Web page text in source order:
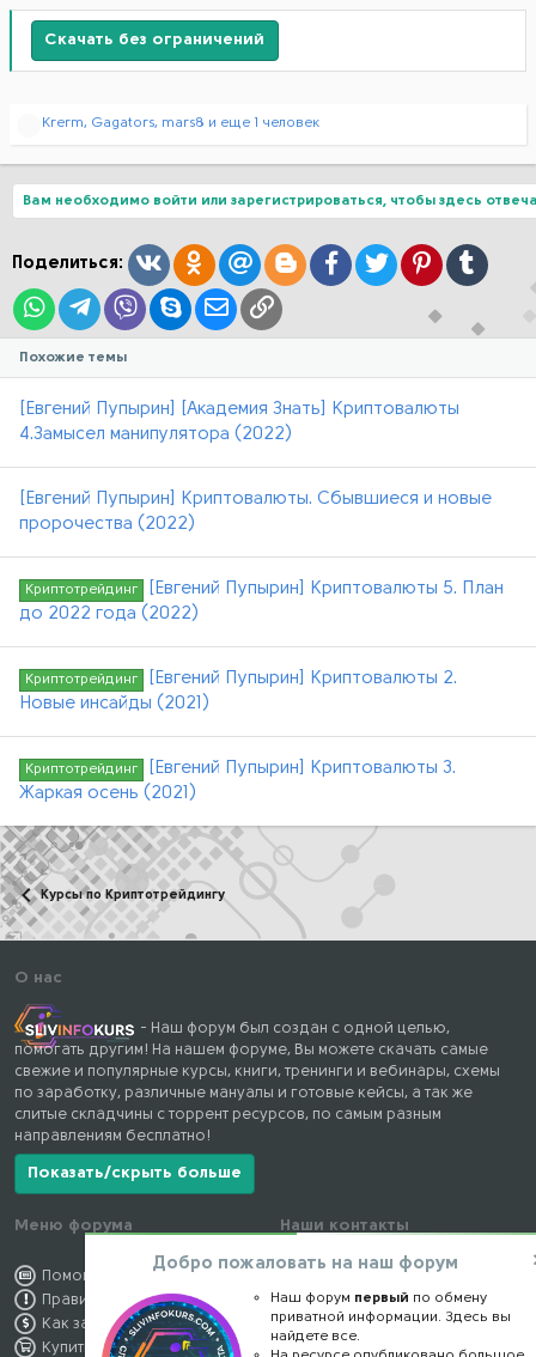
Скачать без ограничений
Р
ц
и
:
Krerm, Gagators, mars8 и еще 1 человек
Вам необходимо войти или зарегистрироваться, чтобы здесь
Поделиться: ВконтактеОдноклассники
Mail.ruBloggerFacebook
TwitterPinterestTumblr
WhatsAppTelegram
ViberSkypeЭлектронная почта
Ссылка
Похожие темы
[Евгений Пупырин] [Академия Знать] Криптовалюты
4.Замысел манипулятора (2022)
[Евгений Пупырин] Криптовалюты. Сбывшиеся и новые
пророчества (2022)
Криптотрейдинг
[Евгений Пупырин] Криптовалюты 5. План
до 2022 года (2022)
Криптотрейдинг
[Евгений Пупырин] Криптовалюты 2.
Новые инсайды (2021)
Криптотрейдинг
[Евгений Пупырин] Криптовалюты 3.
Жаркая осень (2021)
Курсы по Криптотрейдингу
О нас
- Наш форум был создан с одной целью,
помогать другим! На нашем форуме, Вы можете скачать самые
свежие и популярные курсы, книги, тренинги и вебинары, схемы
по заработку, различные мануалы и готовые кейсы, а так же
слитые складчины с торрент ресурсов, по самым разным
направлениям бесплатно!
Показать/скрыть больше
Меню форума
Помощь по форуму
Правила форума
Как заработать
Купить премиум
Наши контакты
kursstore@mail.ru
Обратная связь
Конфиденциальность
Правообладателям
Добро пожаловать на наш форум
Наш форум первый по обмену
приватной информации. Здесь вы
найдете все.